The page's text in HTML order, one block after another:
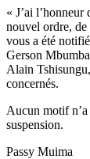
« J’ai l’honneur
nouvel ordre, de
vous a été
Gerson
Alain
concernés.
Aucun motif
suspension.
Passy Muima